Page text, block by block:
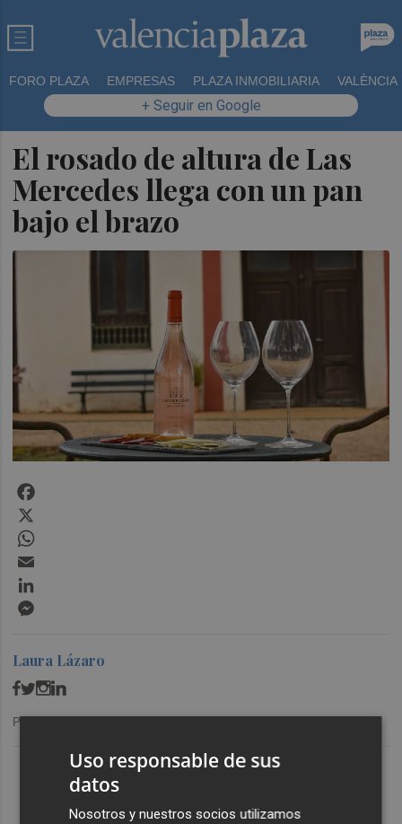
FORO PLAZA EMPRESAS PLAZA INMOBILIARIA VALÈNCIA
+ Seguir en Google
El rosado de altura de Las
Mercedes llega con un pan
bajo el brazo
Últimas Noticias
Una batea clochinera se hunde y otra sufre daños en un
incidente con un buque en el puerto de Valencia
Laura Lázaro
Publicado: 19/06/2025 ·
Uso responsable de sus
datos
Nosotros y nuestros socios utilizamos